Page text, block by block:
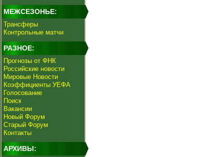
МЕЖСЕЗОНЬЕ:
Трансферы
Контрольные матчи
РАЗНОЕ:
Прогнозы от ФНК
Российские новости
Мировые Новости
Коэффициенты УЕФА
Голосование
Поиск
Вакансии
Новый Форум
Старый Форум
Контакты
АРХИВЫ: